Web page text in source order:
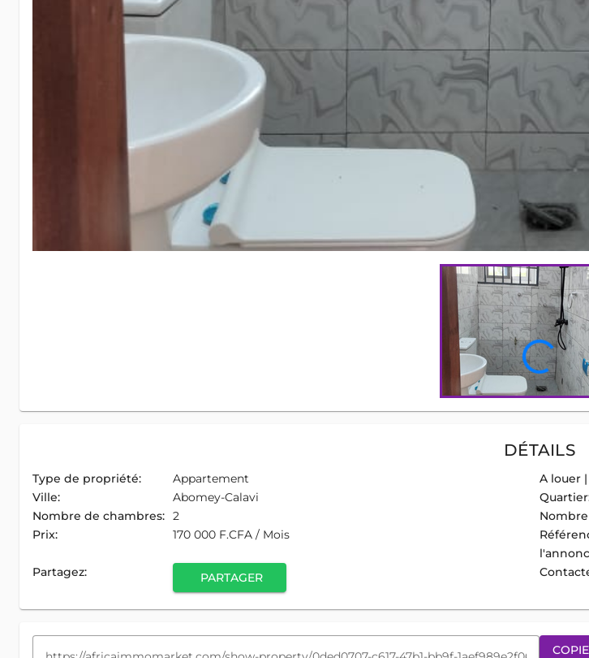
DÉTAILS
Type de propriété: Appartement A louer
Ville:
Abomey-Calavi
Nombre de chambres: 2
Prix:
170 000 F.CFA / Mois
Partagez: PARTAGER